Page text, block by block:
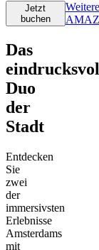
Jetzt
buchen
Das
Duo
der
Stadt
Entdecken
Sie
zwei
der
immersivsten
Erlebnisse
Amsterdams
mit